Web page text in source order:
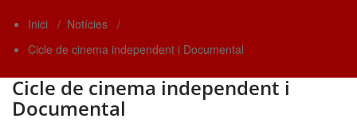
Inici / Notícies /
Cicle de cinema independent i Documental
Cicle de cinema independent i
Documental